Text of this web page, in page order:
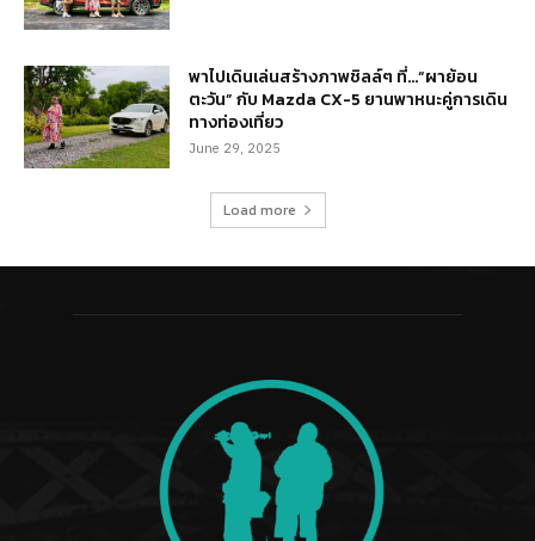
พาไปเดินเล่นสร้างภาพชิลล์ๆ ที่…“ผาย้อน
ตะวัน” กับ Mazda CX-5 ยานพาหนะคู่การเดิน
ทางท่องเที่ยว
June 29, 2025
Load more